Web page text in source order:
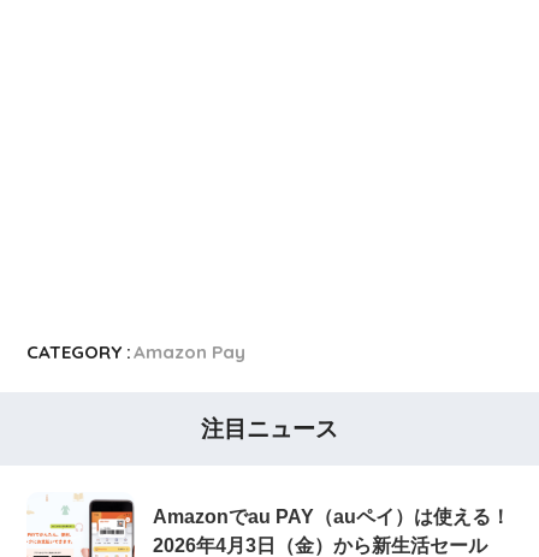
CATEGORY :Amazon Pay
注目ニュース
Amazonでau PAY（auペイ）は使える！
2026年4月3日（金）から新生活セール